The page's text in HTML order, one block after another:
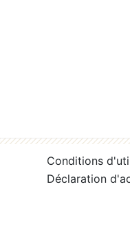
Conditions
Déclaration